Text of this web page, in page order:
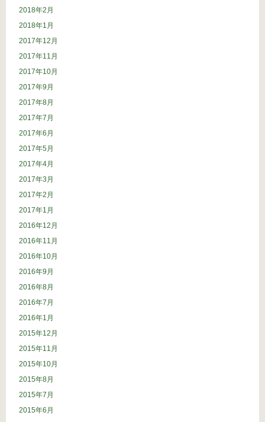
2018年2月
2018年1月
2017年12月
2017年11月
2017年10月
2017年9月
2017年8月
2017年7月
2017年6月
2017年5月
2017年4月
2017年3月
2017年2月
2017年1月
2016年12月
2016年11月
2016年10月
2016年9月
2016年8月
2016年7月
2016年1月
2015年12月
2015年11月
2015年10月
2015年8月
2015年7月
2015年6月